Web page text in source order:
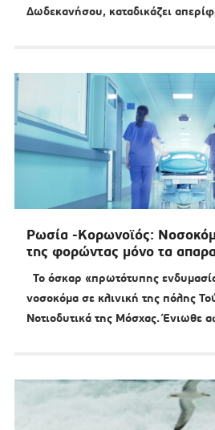
Δωδεκανήσου, καταδικάζει
Ρωσία -Κορωνοϊός:
της φορώντας μόνο τα
Το όσκαρ «πρωτότυπης
νοσοκόμα σε κλινική της πόλης
Νοτιοδυτικά της Μόσχας. Ένιωθε